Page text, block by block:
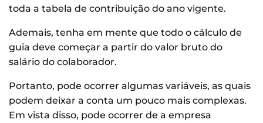
toda a tabela de contribuição do ano vigente.
Ademais, tenha em mente que todo o cálculo de
guia deve começar a partir do valor bruto do
salário do colaborador.
Portanto, pode ocorrer algumas variáveis, as quais
podem deixar a conta um pouco mais complexas.
Em vista disso, pode ocorrer de a empresa